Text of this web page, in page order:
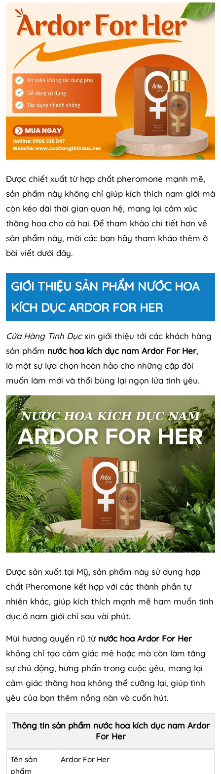
Được chiết xuất từ hợp chất pheromone mạnh mẽ,
sản phẩm này không chỉ giúp kích thích nam giới mà
còn kéo dài thời gian quan hệ, mang lại cảm xúc
thăng hoa cho cả hai. Để tham khảo chi tiết hơn về
sản phẩm này, mời các bạn hãy tham khảo thêm ở
bài viết dưới đây.
GIỚI THIỆU SẢN PHẨM NƯỚC HOA
KÍCH DỤC ARDOR FOR HER
Cửa Hàng Tình Dụcxin giới thiệu tới các khách hàng
sản phẩm nước hoa kích dục nam Ardor For Her,
là một sự lựa chọn hoàn hảo cho những cặp đôi
muốn làm mới và thổi bùng lại ngọn lửa tình yêu.
Được sản xuất tại Mỹ, sản phẩm này sử dụng hợp
chất Pheromone kết hợp với các thành phần tự
nhiên khác, giúp kích thích mạnh mẽ ham muốn tình
dục ở nam giới chỉ sau vài phút.
Mùi hương quyến rũ từ nước hoa Ardor For Her
không chỉ tạo cảm giác mê hoặc mà còn làm tăng
sự chủ động, hưng phấn trong cuộc yêu, mang lại
cảm giác thăng hoa không thể cưỡng lại, giúp tình
yêu của bạn thêm nồng nàn và cuốn hút.
Thông tin sản phẩm nước hoa kích dục nam Ardor
For Her
Tên sản
phẩm
Ardor For Her